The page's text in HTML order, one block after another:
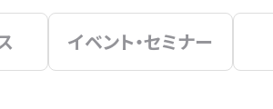
イベント・セミナー